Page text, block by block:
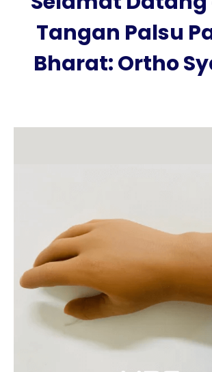
Tangan Palsu
Bharat: Ortho